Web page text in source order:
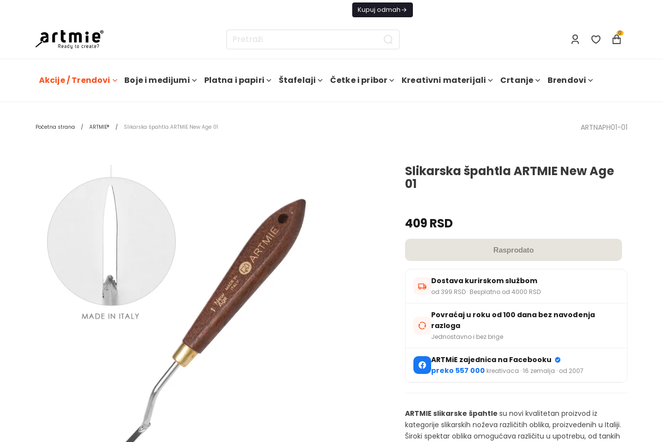
Kupuj odmah
0
Akcije / Trendovi Boje i medijumi Platna i papiri Štafelaji Četke i pribor Kreativni materijali Crtanje Brendovi
Početna strana ARTMIE® Slikarska špahtla ARTMIE New Age 01 ARTNAPH01-01
Slikarska špahtla ARTMIE New Age
01
409 RSD
Rasprodato
Dostava kurirskom službom
od 399 RSD · Besplatno od 4000 RSD
Povraćaj u roku od 100 dana bez navođenja
razloga
Jednostavno i bez brige
ARTMiE zajednica na Facebooku
preko 557 000 kreativaca · 16 zemalja · od 2007
ARTMIE slikarske špahtle su novi kvalitetan proizvod iz
kategorije slikarskih noževa različitih oblika, proizvedenih u Italiji.
Široki spektar oblika omogućava različitu u upotrebu, od tankih